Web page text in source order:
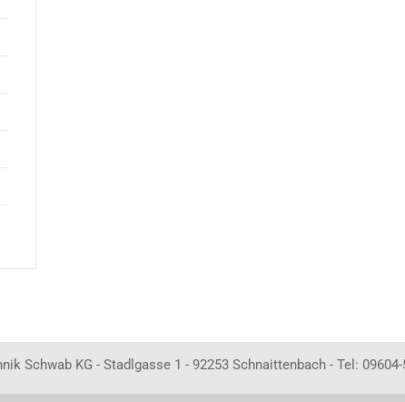
Schwab KG - Stadlgasse 1 - 92253 Schnaittenbach - Tel: 09604-